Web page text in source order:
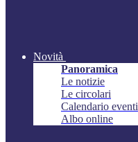
Novità
Panoramica
Le notizie
Le circolari
Calendario eventi
Albo online